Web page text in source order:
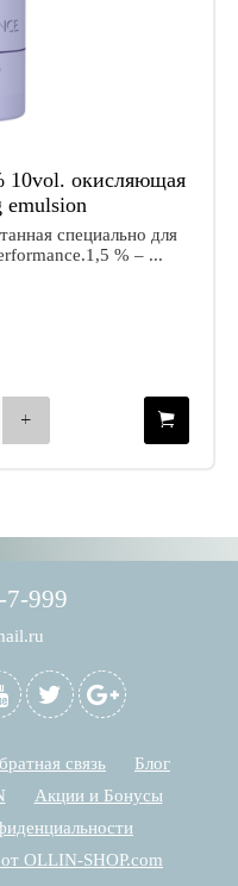
10vol. окисляющая
emulsion
специально для
% – ...
7-999
связь
Блог
Акции и Бонусы
OLLIN-SHOP.com